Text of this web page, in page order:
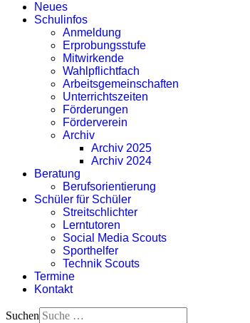
Neues
Schulinfos
Anmeldung
Erprobungsstufe
Mitwirkende
Wahlpflichtfach
Arbeitsgemeinschaften
Unterrichtszeiten
Förderungen
Förderverein
Archiv
Archiv 2025
Archiv 2024
Beratung
Berufsorientierung
Schüler für Schüler
Streitschlichter
Lerntutoren
Social Media Scouts
Sporthelfer
Technik Scouts
Termine
Kontakt
Suchen